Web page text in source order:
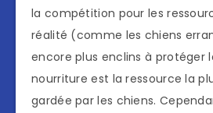
la compétition pour les
réalité (comme les chiens
encore plus enclins à protéger
nourriture est la ressource la
gardée par les chiens.